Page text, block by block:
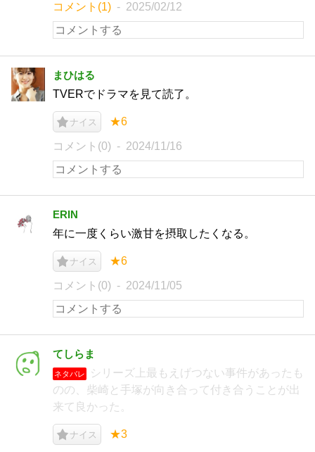
コメント(1) 2025/02/12
まひはる
TVERでドラマを見て読了。
ナイス ★6
コメント(0) 2024/11/16
ERIN
年に一度くらい激甘を摂取したくなる。
ナイス ★6
コメント(0) 2024/11/05
てしらま
ネタバレ
シリーズ上最もえげつない事件があったも
のの、柴崎と手塚が向き合って付き合うことが出
来て良かった。
ナイス ★3